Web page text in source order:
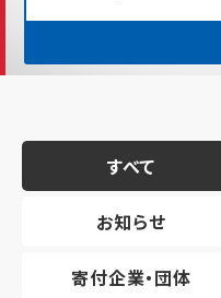
すべて
お知らせ
寄付企業・団体